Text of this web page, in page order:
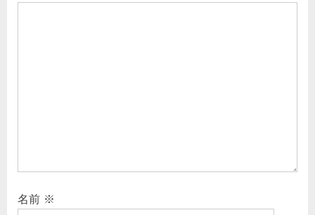
名前 ※